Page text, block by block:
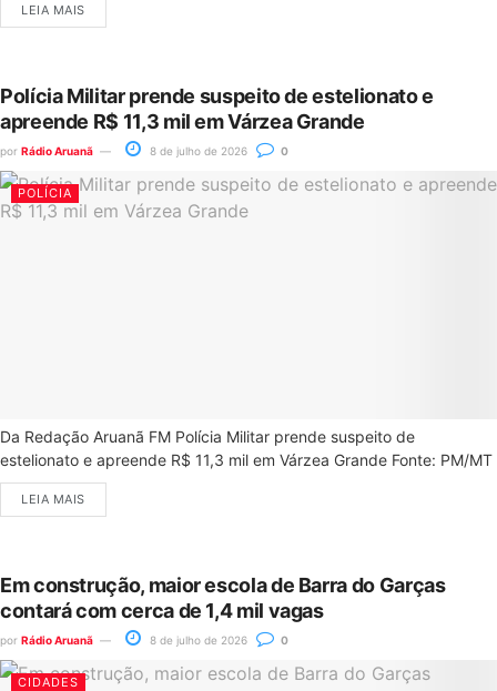
LEIA MAIS
Polícia Militar prende suspeito de estelionato e
apreende R$ 11,3 mil em Várzea Grande
por Rádio Aruanã 8 de julho de 2026 0
POLÍCIA
Da Redação Aruanã FM Polícia Militar prende suspeito de
estelionato e apreende R$ 11,3 mil em Várzea Grande Fonte: PM/MT
LEIA MAIS
Em construção, maior escola de Barra do Garças
contará com cerca de 1,4 mil vagas
por Rádio Aruanã 8 de julho de 2026 0
CIDADES